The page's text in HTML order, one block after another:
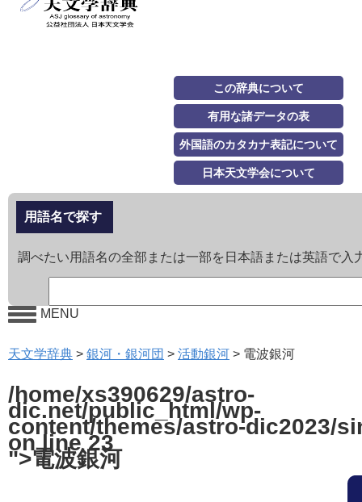
この辞典について
有用な諸データの表
外国語のカタカナ表記について
日本天文学会について
用語名で探す
調べたい用語名の全部または一部を日本語または英語で入
MENU
天文学辞典 > 銀河・銀河団 > 活動銀河 > 電波銀河
/home/xs390629/astro-
dic.net/public_html/wp-
content/themes/astro-dic2023/
on line23
">電波銀河